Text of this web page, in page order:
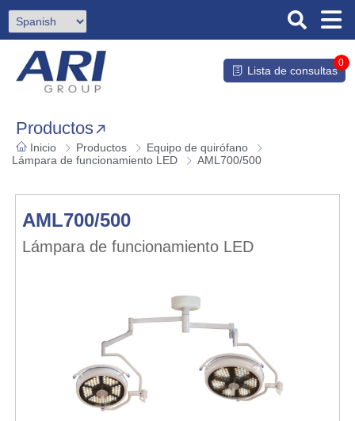
Lista de consultas
0
Productos
Inicio Productos
Equipo de quirófano
Lámpara de funcionamiento LED
AML700/500
AML700/500
Lámpara de funcionamiento LED